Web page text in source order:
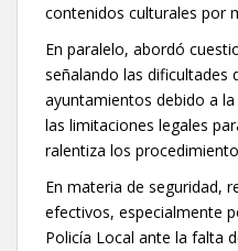
contenidos culturales por
En paralelo, abordó
señalando las dificultades
ayuntamientos debido a
las limitaciones legales
ralentiza los
En materia de seguridad,
efectivos, especialmente
Policía Local ante la falta